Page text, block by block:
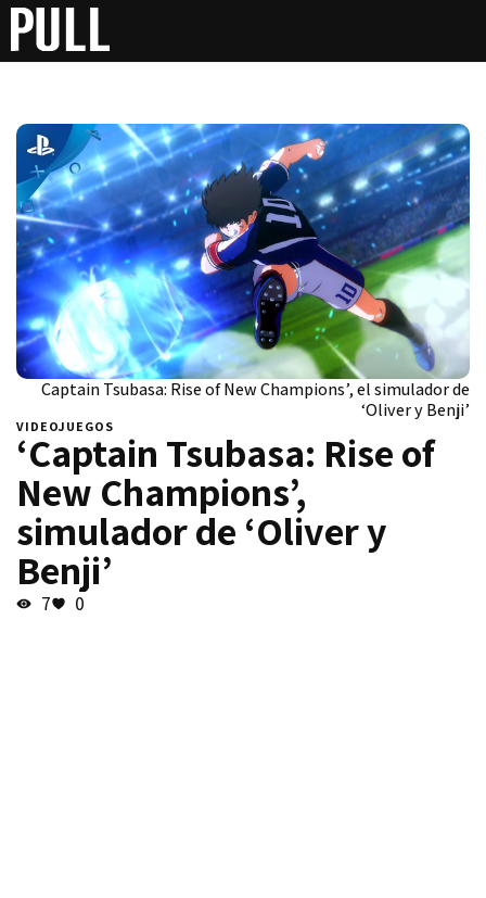
Captain Tsubasa: Rise of New Champions’, el simulador de
‘Oliver y Benji’
VIDEOJUEGOS
‘Captain Tsubasa: Rise of
New Champions’,
simulador de ‘Oliver y
Benji’
7 0